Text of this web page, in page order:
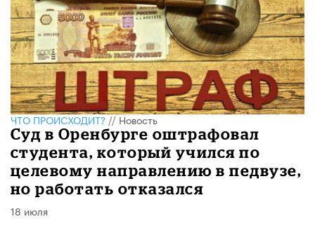
ЧТО ПРОИСХОДИТ?//Новость
Суд в Оренбурге оштрафовал
студента, который учился по
целевому направлению в педвузе,
но работать отказался
18 июля